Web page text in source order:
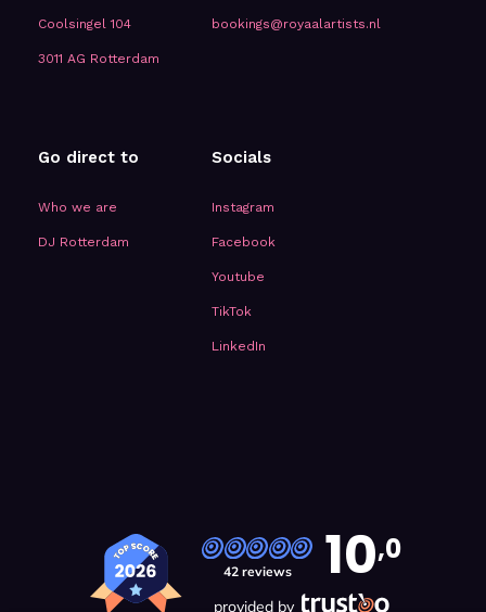
Coolsingel 104
3011 AG Rotterdam
bookings@royaalartists.nl
Go direct to
Who we are
DJ Rotterdam
Socials
Instagram
Facebook
Youtube
TikTok
LinkedIn
42 reviews 10,0
provided by